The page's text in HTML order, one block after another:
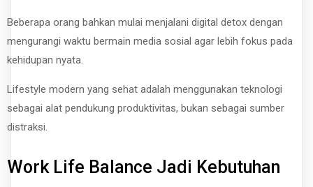
Beberapa orang bahkan mulai menjalani digital detox dengan
mengurangi waktu bermain media sosial agar lebih fokus pada
kehidupan nyata.
Lifestyle modern yang sehat adalah menggunakan teknologi
sebagai alat pendukung produktivitas, bukan sebagai sumber
distraksi.
Work Life Balance Jadi Kebutuhan